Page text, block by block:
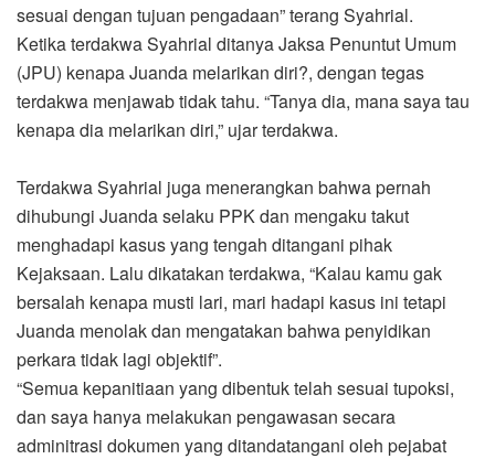
sesuai dengan tujuan pengadaan” terang Syahrial.
Ketika terdakwa Syahrial ditanya Jaksa Penuntut Umum
(JPU) kenapa Juanda melarikan diri?, dengan tegas
terdakwa menjawab tidak tahu. “Tanya dia, mana saya tau
kenapa dia melarikan diri,” ujar terdakwa.
Terdakwa Syahrial juga menerangkan bahwa pernah
dihubungi Juanda selaku PPK dan mengaku takut
menghadapi kasus yang tengah ditangani pihak
Kejaksaan. Lalu dikatakan terdakwa, “Kalau kamu gak
bersalah kenapa musti lari, mari hadapi kasus ini tetapi
Juanda menolak dan mengatakan bahwa penyidikan
perkara tidak lagi objektif”.
“Semua kepanitiaan yang dibentuk telah sesuai tupoksi,
dan saya hanya melakukan pengawasan secara
adminitrasi dokumen yang ditandatangani oleh pejabat